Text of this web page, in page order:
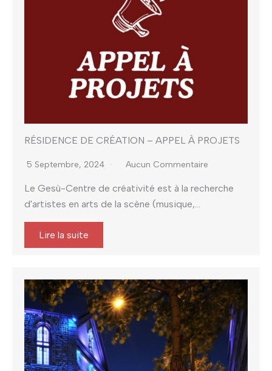
RÉSIDENCE DE CRÉATION – APPEL À PROJETS
5 Septembre, 2024 Aucun Commentaire
Le Gesù-Centre de créativité est à la recherche
d'artistes en arts de la scène (musique,...
Lire la suite